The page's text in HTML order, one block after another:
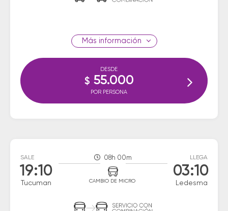
información
DESDE
$ 55.000
POR PERSONA
SALE
19:10
Tucuman
08h 00m
CAMBIO DE MICRO
LLEGA
03:10
Ledesma